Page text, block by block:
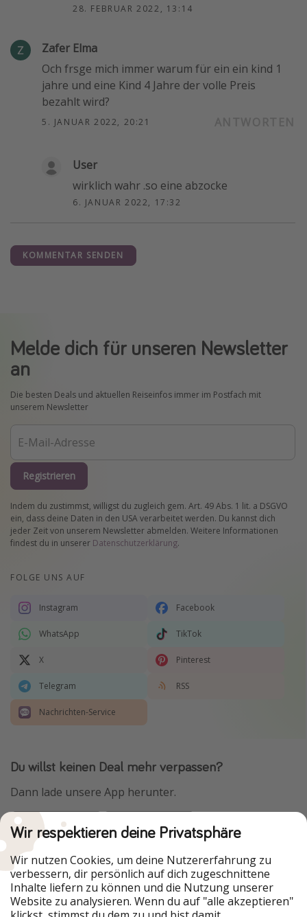
28. FEBRUAR 2022, 13:14
Zafer Elma
Och frsge mich immer warum für ein ein kind 1
jahre und eine Kind 4 Jahre der volle Preis
bezahlt wird?
5. JANUAR 2022, 20:21
User
wirklich wahr .so eine abzocke
6. JANUAR 2022, 17:32
KOMMENTAR SENDEN
Melde dich für unseren Newsletter
an
Die besten Deals und aktuellen Reiseinfos immer im Postfach mit
unserem Newsletter
Registrieren
Indem du zustimmst, willigst du zugleich gem. Art. 49 Abs. 1 lit. a DSGVO
ein, dass deine Daten in den USA verarbeitet werden. Du kannst dich
jeder Zeit von unserem Newsletter abmelden. Weitere Informationen
findest du in unserer Datenschutzerklärung.
FOLGE UNS AUF
Instagram Facebook
WhatsApp TikTok
X Pinterest
Telegram RSS
Nachrichten-Service
Du willst keinen Deal mehr verpassen?
Dann lade unsere App herunter.
Urlaubspiraten ist Teil der HolidayPirates Group
Unsere Märkte
PiratinViaggio
HolidayPirates
Wir respektieren deine Privatsphäre
Wir nutzen Cookies, um deine Nutzererfahrung zu
verbessern, dir persönlich auf dich zugeschnittene
Inhalte liefern zu können und die Nutzung unserer
Website zu analysieren. Wenn du auf "alle akzeptieren"